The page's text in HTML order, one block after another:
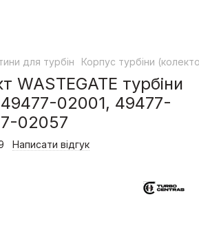
для турбін Корпус турбіни
WASTEGATE турбіни
02001, 49477-
02057
Написати відгук